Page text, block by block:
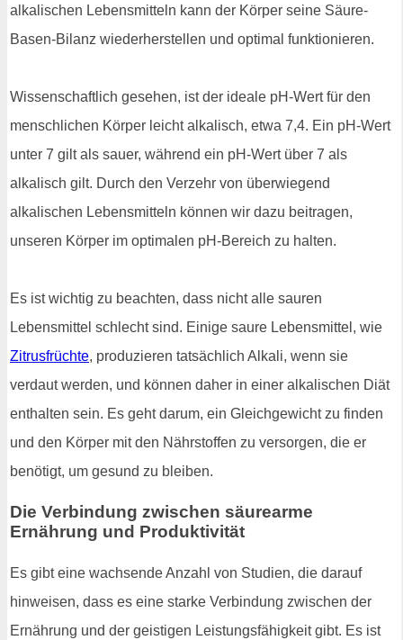
alkalischen Lebensmitteln kann der Körper seine Säure-
Basen-Bilanz wiederherstellen und optimal funktionieren.
Wissenschaftlich gesehen, ist der ideale pH-Wert für den
menschlichen Körper leicht alkalisch, etwa 7,4. Ein pH-Wert
unter 7 gilt als sauer, während ein pH-Wert über 7 als
alkalisch gilt. Durch den Verzehr von überwiegend
alkalischen Lebensmitteln können wir dazu beitragen,
unseren Körper im optimalen pH-Bereich zu halten.
Es ist wichtig zu beachten, dass nicht alle sauren
Lebensmittel schlecht sind. Einige saure Lebensmittel, wie
Zitrusfrüchte, produzieren tatsächlich Alkali, wenn sie
verdaut werden, und können daher in einer alkalischen Diät
enthalten sein. Es geht darum, ein Gleichgewicht zu finden
und den Körper mit den Nährstoffen zu versorgen, die er
benötigt, um gesund zu bleiben.
Die Verbindung zwischen säurearme
Ernährung und Produktivität
Es gibt eine wachsende Anzahl von Studien, die darauf
hinweisen, dass es eine starke Verbindung zwischen der
Ernährung und der geistigen Leistungsfähigkeit gibt. Es ist